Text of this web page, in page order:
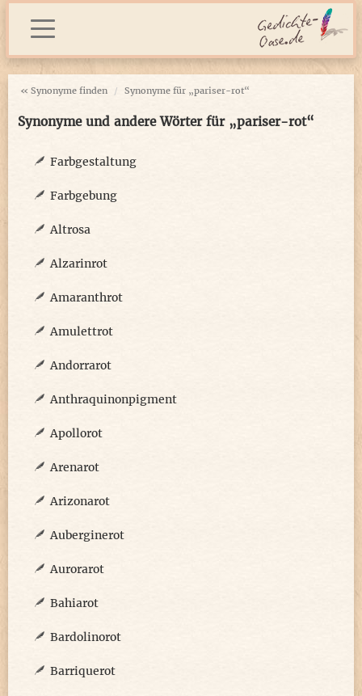
« Synonyme finden Synonyme für „pariser-rot“
Synonyme und andere Wörter für „pariser-rot“
Farbgestaltung
Farbgebung
Altrosa
Alzarinrot
Amaranthrot
Amulettrot
Andorrarot
Anthraquinonpigment
Apollorot
Arenarot
Arizonarot
Auberginerot
Aurorarot
Bahiarot
Bardolinorot
Barriquerot